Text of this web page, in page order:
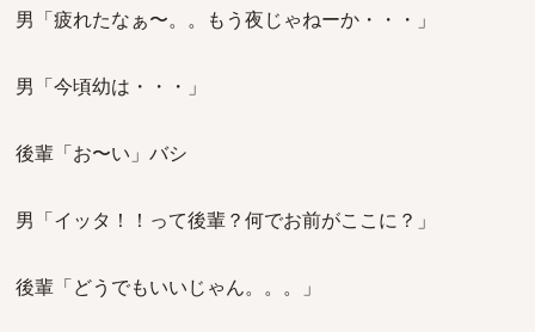
男「疲れたなぁ〜。。もう夜じゃねーか・・・」
男「今頃幼は・・・」
後輩「お〜い」バシ
男「イッタ！！って後輩？何でお前がここに？」
後輩「どうでもいいじゃん。。。」